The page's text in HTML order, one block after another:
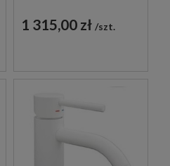
BIAŁA
1 315,00 zł szt.